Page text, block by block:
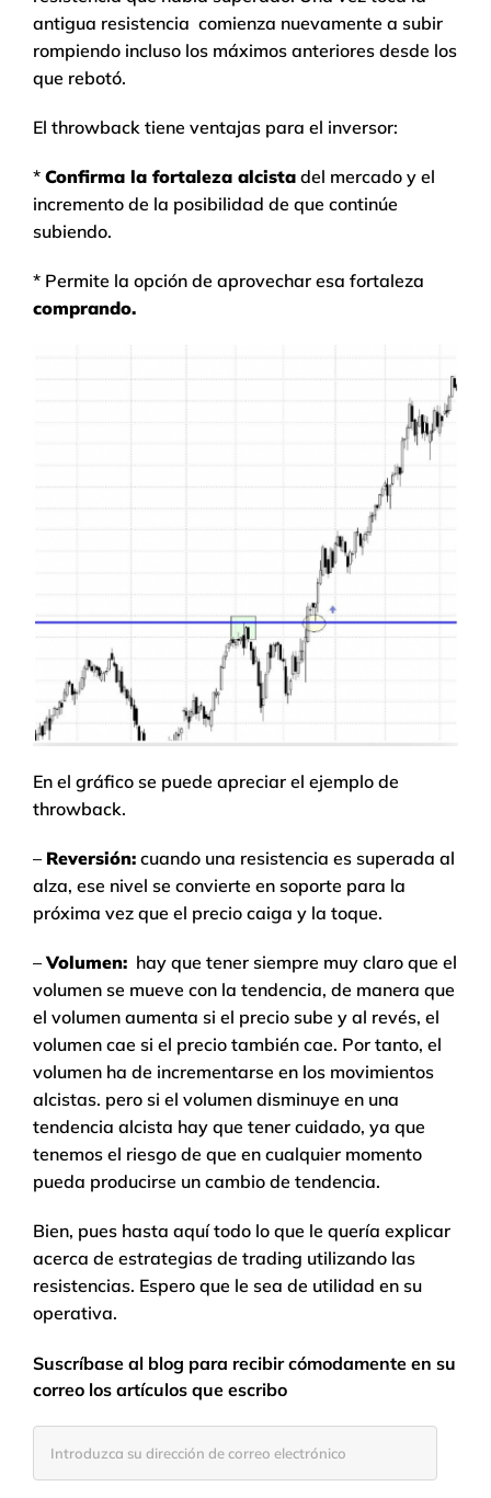
antigua resistencia comienza nuevamente a subir
rompiendo incluso los máximos anteriores desde los
que rebotó.
El throwback tiene ventajas para el inversor:
* Confirma la fortaleza alcista del mercado y el
incremento de la posibilidad de que continúe
subiendo.
* Permite la opción de aprovechar esa fortaleza
comprando.
En el gráfico se puede apreciar el ejemplo de
throwback.
– Reversión: cuando una resistencia es superada al
alza, ese nivel se convierte en soporte para la
próxima vez que el precio caiga y la toque.
– Volumen: hay que tener siempre muy claro que el
volumen se mueve con la tendencia, de manera que
el volumen aumenta si el precio sube y al revés, el
volumen cae si el precio también cae. Por tanto, el
volumen ha de incrementarse en los movimientos
alcistas. pero si el volumen disminuye en una
tendencia alcista hay que tener cuidado, ya que
tenemos el riesgo de que en cualquier momento
pueda producirse un cambio de tendencia.
Bien, pues hasta aquí todo lo que le quería explicar
acerca de estrategias de trading utilizando las
resistencias. Espero que le sea de utilidad en su
operativa.
Suscríbase al blog para recibir cómodamente en su
correo los artículos que escribo